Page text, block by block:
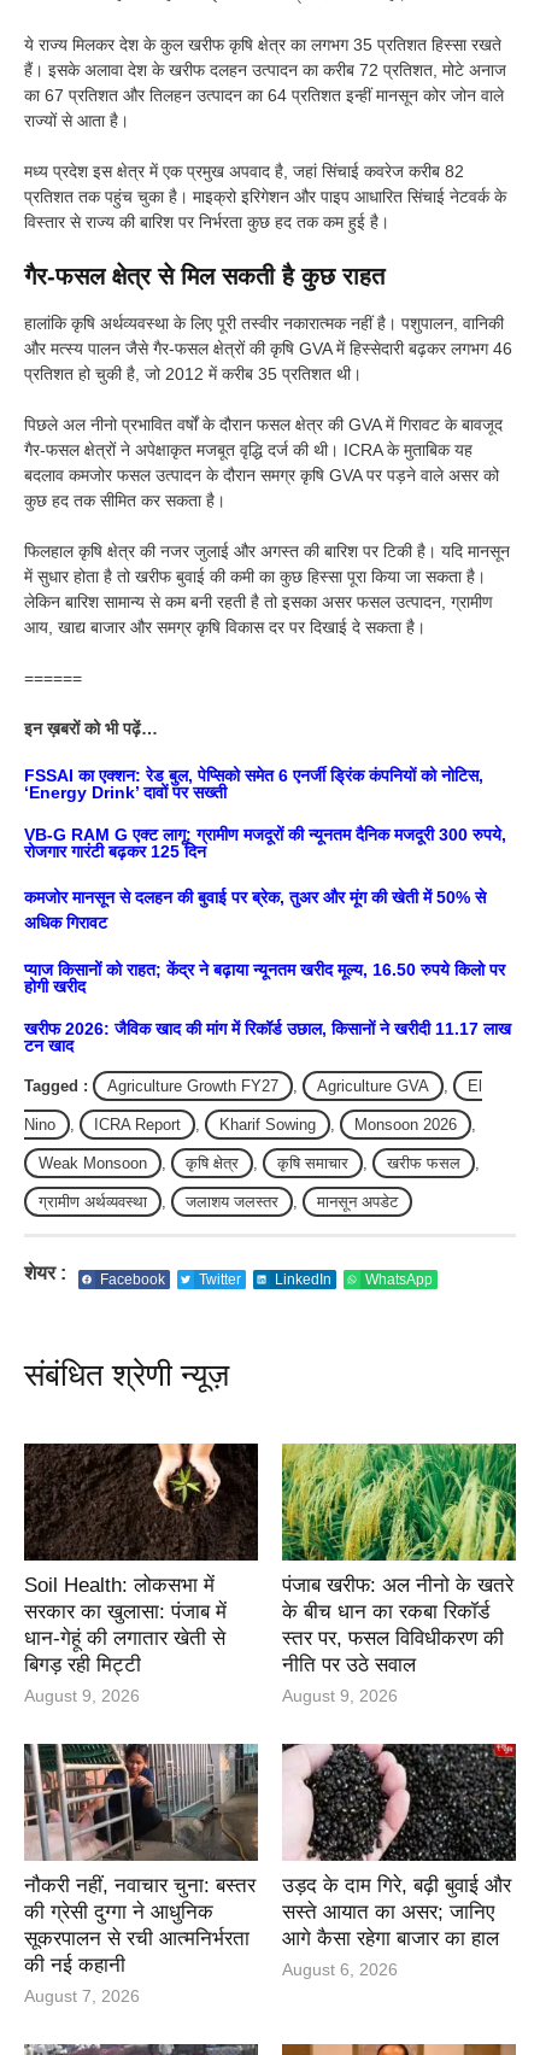
ये राज्य मिलकर देश के कुल खरीफ कृषि क्षेत्र का लगभग 35 प्रतिशत हिस्सा रखते
हैं। इसके अलावा देश के खरीफ दलहन उत्पादन का करीब 72 प्रतिशत, मोटे अनाज
का 67 प्रतिशत और तिलहन उत्पादन का 64 प्रतिशत इन्हीं मानसून कोर जोन वाले
राज्यों से आता है।
मध्य प्रदेश इस क्षेत्र में एक प्रमुख अपवाद है, जहां सिंचाई कवरेज करीब 82
प्रतिशत तक पहुंच चुका है। माइक्रो इरिगेशन और पाइप आधारित सिंचाई नेटवर्क के
विस्तार से राज्य की बारिश पर निर्भरता कुछ हद तक कम हुई है।
गैर-फसल क्षेत्र से मिल सकती है कुछ राहत
हालांकि कृषि अर्थव्यवस्था के लिए पूरी तस्वीर नकारात्मक नहीं है। पशुपालन, वानिकी
और मत्स्य पालन जैसे गैर-फसल क्षेत्रों की कृषि GVA में हिस्सेदारी बढ़कर लगभग 46
प्रतिशत हो चुकी है, जो 2012 में करीब 35 प्रतिशत थी।
पिछले अल नीनो प्रभावित वर्षों के दौरान फसल क्षेत्र की GVA में गिरावट के बावजूद
गैर-फसल क्षेत्रों ने अपेक्षाकृत मजबूत वृद्धि दर्ज की थी। ICRA के मुताबिक यह
बदलाव कमजोर फसल उत्पादन के दौरान समग्र कृषि GVA पर पड़ने वाले असर को
कुछ हद तक सीमित कर सकता है।
फिलहाल कृषि क्षेत्र की नजर जुलाई और अगस्त की बारिश पर टिकी है। यदि मानसून
में सुधार होता है तो खरीफ बुवाई की कमी का कुछ हिस्सा पूरा किया जा सकता है।
लेकिन बारिश सामान्य से कम बनी रहती है तो इसका असर फसल उत्पादन, ग्रामीण
आय, खाद्य बाजार और समग्र कृषि विकास दर पर दिखाई दे सकता है।
======
इन ख़बरों को भी पढ़ें…
FSSAI का एक्शन: रेड बुल, पेप्सिको समेत 6 एनर्जी ड्रिंक कंपनियों को नोटिस,
‘Energy Drink’ दावों पर सख्ती
VB-G RAM G एक्ट लागू: ग्रामीण मजदूरों की न्यूनतम दैनिक मजदूरी 300 रुपये,
रोजगार गारंटी बढ़कर 125 दिन
कमजोर मानसून से दलहन की बुवाई पर ब्रेक, तुअर और मूंग की खेती में 50% से
अधिक गिरावट
प्याज किसानों को राहत; केंद्र ने बढ़ाया न्यूनतम खरीद मूल्य, 16.50 रुपये किलो पर
होगी खरीद
खरीफ 2026: जैविक खाद की मांग में रिकॉर्ड उछाल, किसानों ने खरीदी 11.17 लाख
टन खाद
Tagged : Agriculture Growth FY27 Agriculture GVA El
Nino ICRA Report Kharif Sowing Monsoon 2026
Weak Monsoon कृष‍ि क्षेत्र कृषि समाचार खरीफ फसल
ग्रामीण अर्थव्यवस्था जलाशय जलस्तर मानसून अपडेट
शेयर : Facebook Twitter LinkedIn WhatsApp
संबंधित श्रेणी न्यूज़
Soil Health: लोकसभा में
सरकार का खुलासा: पंजाब में
धान-गेहूं की लगातार खेती से
बिगड़ रही मिट्टी
August 9, 2026
पंजाब खरीफ: अल नीनो के खतरे
के बीच धान का रकबा रिकॉर्ड
स्तर पर, फसल विविधीकरण की
नीति पर उठे सवाल
August 9, 2026
नौकरी नहीं, नवाचार चुना: बस्तर
की ग्रेसी दुग्गा ने आधुनिक
सूकरपालन से रची आत्मनिर्भरता
की नई कहानी
August 7, 2026
उड़द के दाम गिरे, बढ़ी बुवाई और
सस्ते आयात का असर; जानिए
आगे कैसा रहेगा बाजार का हाल
August 6, 2026